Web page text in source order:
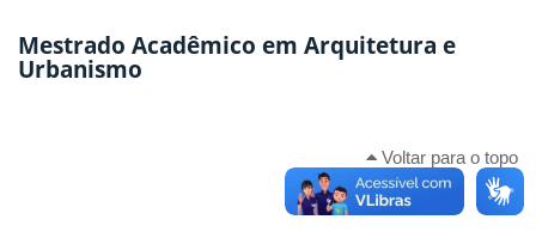
Mestrado Acadêmico em Arquitetura e
Urbanismo
Voltar para o topo